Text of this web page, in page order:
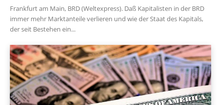
Frankfurt am Main, BRD (Weltexpress). Daß Kapitalisten in der BRD
immer mehr Marktanteile verlieren und wie der Staat des Kapitals,
der seit Bestehen ein...